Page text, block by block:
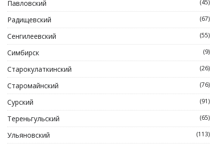
Павловский (45)
Радищевский (67)
Сенгилеевский (55)
Симбирск (9)
Старокулаткинский (26)
Старомайнский (76)
Сурский (91)
Тереньгульский (65)
Ульяновский (113)